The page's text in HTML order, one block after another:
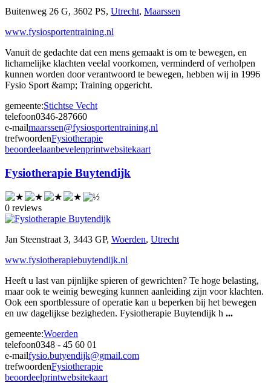
Buitenweg 26 G, 3602 PS, Utrecht, Maarssen
www.fysiosportentraining.nl
Vanuit de gedachte dat een mens gemaakt is om te bewegen, en
lichamelijke klachten veelal voorkomen, verminderd of verholpen
kunnen worden door verantwoord te bewegen, hebben wij in 1996
Fysio Sport &amp; Training opgericht.
gemeente:Stichtse Vecht
telefoon0346-287660
e-mailmaarssen@fysiosportentraining.nl
trefwoordenFysiotherapie
beoordeelaanbevelenprintwebsitekaart
Fysiotherapie Buytendijk
0 reviews
Jan Steenstraat 3, 3443 GP, Woerden, Utrecht
www.fysiotherapiebuytendijk.nl
Heeft u last van pijnlijke spieren of gewrichten? Te hoge belasting,
maar ook te weinig beweging kunnen aanleiding zijn voor klachten.
Ook een sportblessure of operatie kan u beperken bij het bewegen
en uw dagelijkse bezigheden. Fysiotherapie Buytendijk h ...
gemeente:Woerden
telefoon0348 - 45 60 01
e-mailfysio.butyendijk@gmail.com
trefwoordenFysiotherapie
beoordeelprintwebsitekaart